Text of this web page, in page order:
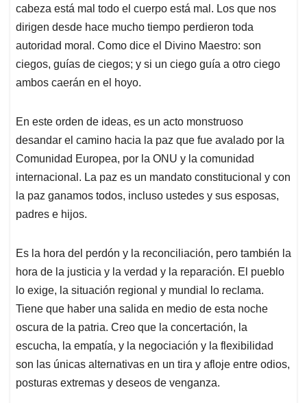
cabeza está mal todo el cuerpo está mal. Los que nos
dirigen desde hace mucho tiempo perdieron toda
autoridad moral. Como dice el Divino Maestro: son
ciegos, guías de ciegos; y si un ciego guía a otro ciego
ambos caerán en el hoyo.
En este orden de ideas, es un acto monstruoso
desandar el camino hacia la paz que fue avalado por la
Comunidad Europea, por la ONU y la comunidad
internacional. La paz es un mandato constitucional y con
la paz ganamos todos, incluso ustedes y sus esposas,
padres e hijos.
Es la hora del perdón y la reconciliación, pero también la
hora de la justicia y la verdad y la reparación. El pueblo
lo exige, la situación regional y mundial lo reclama.
Tiene que haber una salida en medio de esta noche
oscura de la patria. Creo que la concertación, la
escucha, la empatía, y la negociación y la flexibilidad
son las únicas alternativas en un tira y afloje entre odios,
posturas extremas y deseos de venganza.